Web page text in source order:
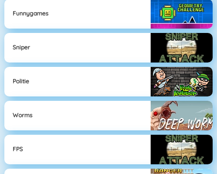
Funnygames
Sniper
Politie
Worms
FPS